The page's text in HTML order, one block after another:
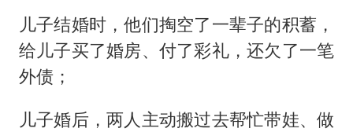
儿子结婚时，他们掏空了一辈子的积蓄，
给儿子买了婚房、付了彩礼，还欠了一笔
外债；
儿子婚后，两人主动搬过去帮忙带娃、做